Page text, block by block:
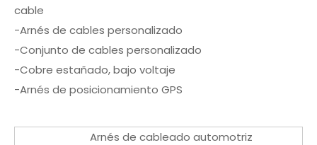
cable
-Arnés de cables personalizado
-Conjunto de cables personalizado
-Cobre estañado, bajo voltaje
-Arnés de posicionamiento GPS
Arnés de cableado automotriz